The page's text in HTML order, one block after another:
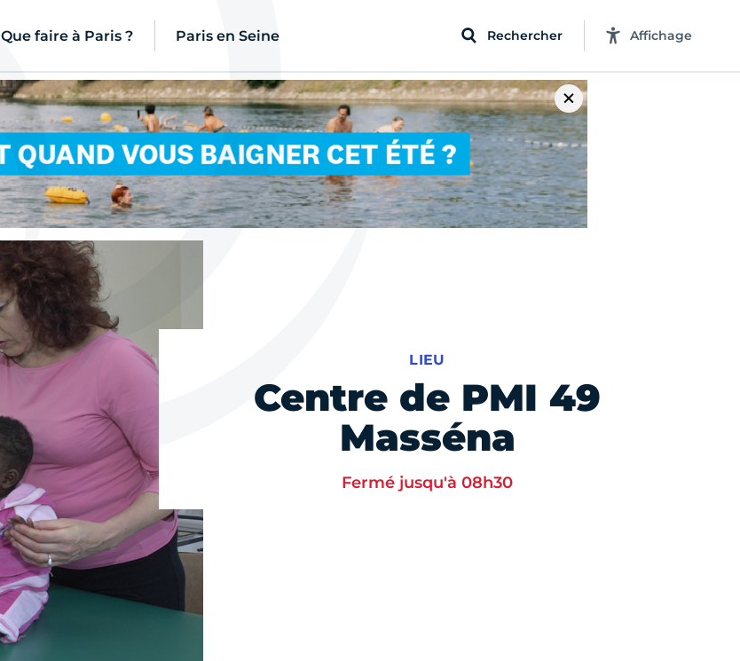
Que faire à Paris ? Paris en Seine Rechercher Affichage
LIEU
Centre de PMI 49
Masséna
Fermé jusqu'à 08h30